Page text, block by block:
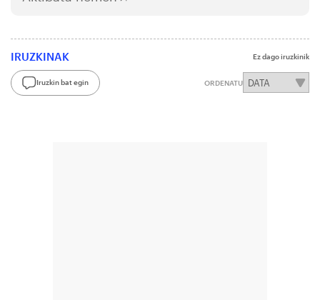
IRUZKINAK Ez dago iruzkinik
Iruzkin bat egin ORDENATU